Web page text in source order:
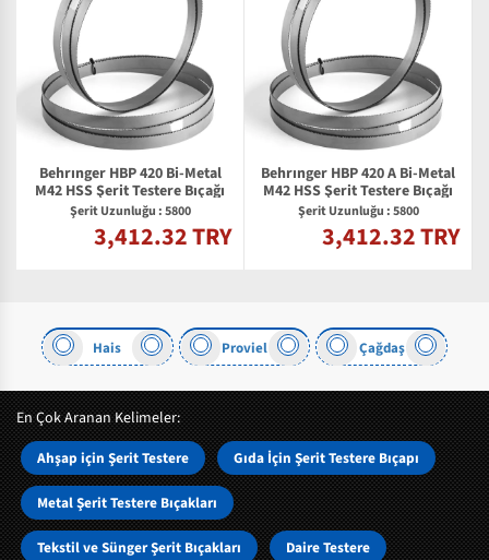
Behrınger HBP 420 Bi-Metal
M42 HSS Şerit Testere Bıçağı
Şerit Uzunluğu : 5800
3,412.32 TRY
Behrınger HBP 420 A Bi-Metal
M42 HSS Şerit Testere Bıçağı
Şerit Uzunluğu : 5800
3,412.32 TRY
Hais Proviel Çağdaş
En Çok Aranan Kelimeler:
Ahşap için Şerit Testere Gıda İçin Şerit Testere Bıçapı
Metal Şerit Testere Bıçakları
Tekstil ve Sünger Şerit Bıçakları Daire Testere